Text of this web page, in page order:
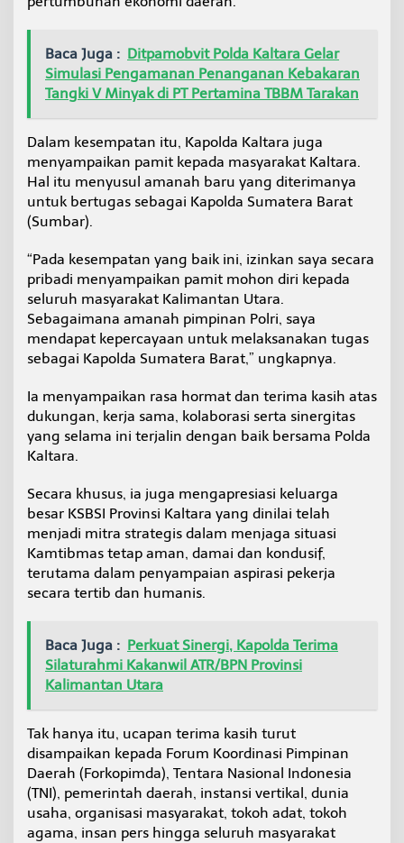
Baca Juga : Ditpamobvit Polda Kaltara Gelar
Simulasi Pengamanan Penanganan Kebakaran
Tangki V Minyak di PT Pertamina TBBM Tarakan
Dalam kesempatan itu, Kapolda Kaltara juga
menyampaikan pamit kepada masyarakat Kaltara.
Hal itu menyusul amanah baru yang diterimanya
untuk bertugas sebagai Kapolda Sumatera Barat
(Sumbar).
“Pada kesempatan yang baik ini, izinkan saya secara
pribadi menyampaikan pamit mohon diri kepada
seluruh masyarakat Kalimantan Utara.
Sebagaimana amanah pimpinan Polri, saya
mendapat kepercayaan untuk melaksanakan tugas
sebagai Kapolda Sumatera Barat,” ungkapnya.
Ia menyampaikan rasa hormat dan terima kasih atas
dukungan, kerja sama, kolaborasi serta sinergitas
yang selama ini terjalin dengan baik bersama Polda
Kaltara.
Secara khusus, ia juga mengapresiasi keluarga
besar KSBSI Provinsi Kaltara yang dinilai telah
menjadi mitra strategis dalam menjaga situasi
Kamtibmas tetap aman, damai dan kondusif,
terutama dalam penyampaian aspirasi pekerja
secara tertib dan humanis.
Baca Juga : Perkuat Sinergi, Kapolda Terima
Silaturahmi Kakanwil ATR/BPN Provinsi
Kalimantan Utara
Tak hanya itu, ucapan terima kasih turut
disampaikan kepada Forum Koordinasi Pimpinan
Daerah (Forkopimda), Tentara Nasional Indonesia
(TNI), pemerintah daerah, instansi vertikal, dunia
usaha, organisasi masyarakat, tokoh adat, tokoh
agama, insan pers hingga seluruh masyarakat